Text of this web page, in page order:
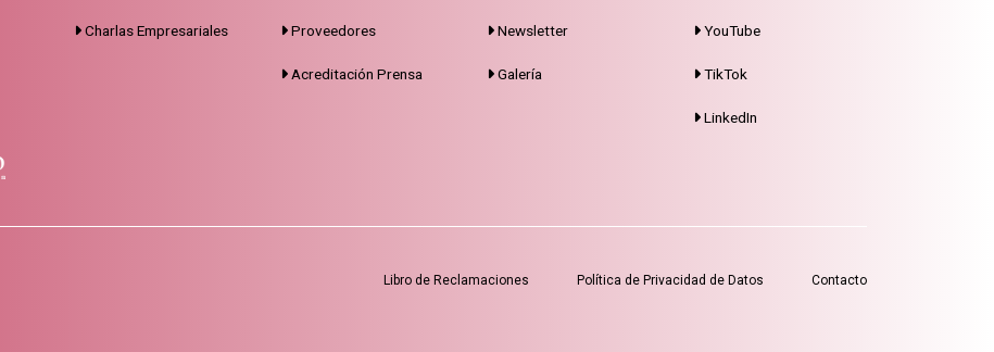
Charlas Empresariales Proveedores
Acreditación Prensa
Newsletter
Galería
YouTube
TikTok
LinkedIn
Libro de Reclamaciones Política de Privacidad de Datos Contacto